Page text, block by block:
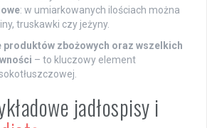
: w umiarkowanych ilościach można
truskawki czy jeżyny.
produktów zbożowych oraz wszelkich
– to kluczowy element
jadłospisy i